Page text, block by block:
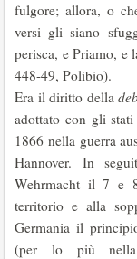
fulgore; allora, o
versi gli siano
perisca, e Priamo, e
448-49, Polibio).
Era il diritto della
adottato con gli
1866 nella guerra
Hannover. In
Wehrmacht il 7 e
territorio e alla
Germania il
(per lo più